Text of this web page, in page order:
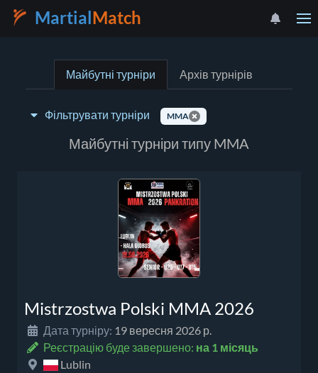
Martial Match
Майбутні турніри Архів турнірів
Фільтрувати турніри MMA
Тип турніру:
Майбутні турніри типу MMA
Mistrzostwa Polski MMA 2026
Дата турніру: 19 вересня 2026 р.
Реєстрацію буде завершено: на 1 місяць
Lublin